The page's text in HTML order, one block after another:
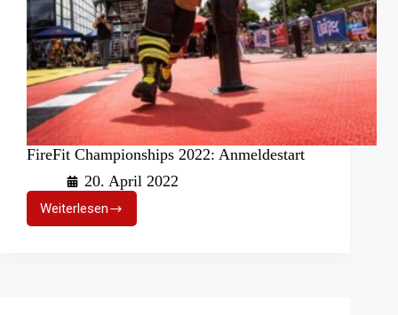
FireFit Championships 2022: Anmeldestart
20. April 2022
Weiterlesen
FireFit
Championships